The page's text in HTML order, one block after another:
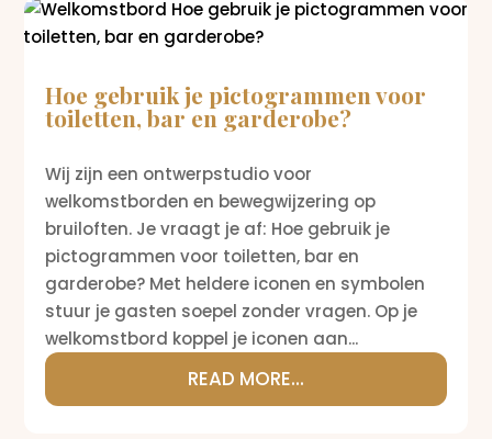
Hoe gebruik je pictogrammen voor
toiletten, bar en garderobe?
Wij zijn een ontwerpstudio voor
welkomstborden en bewegwijzering op
bruiloften. Je vraagt je af: Hoe gebruik je
pictogrammen voor toiletten, bar en
garderobe? Met heldere iconen en symbolen
stuur je gasten soepel zonder vragen. Op je
welkomstbord koppel je iconen aan...
READ MORE...